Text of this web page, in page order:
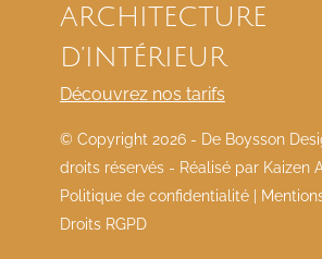
ARCHITECTURE
D’INTÉRIEUR
Découvrez nos tarifs
© Copyright 2026 - De Boysson
droits réservés - Réalisé par Kaizen
Politique de confidentialité
Droits RGPD